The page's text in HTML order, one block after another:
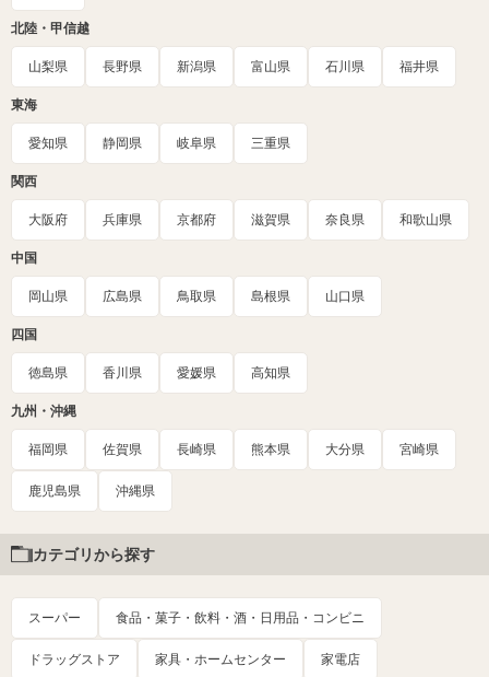
北陸・甲信越
山梨県 長野県 新潟県 富山県 石川県 福井県
東海
愛知県 静岡県 岐阜県 三重県
関西
大阪府 兵庫県 京都府 滋賀県 奈良県 和歌山県
中国
岡山県 広島県 鳥取県 島根県 山口県
四国
徳島県 香川県 愛媛県 高知県
九州・沖縄
福岡県 佐賀県 長崎県 熊本県 大分県 宮崎県
鹿児島県 沖縄県
カテゴリから探す
スーパー 食品・菓子・飲料・酒・日用品・コンビニ
ドラッグストア 家具・ホームセンター 家電店